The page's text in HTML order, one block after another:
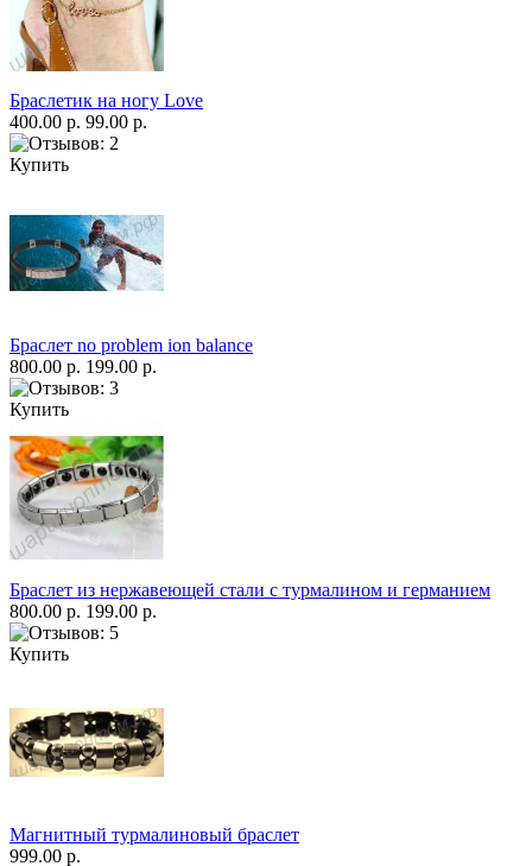
Браслетик на ногу Love
400.00 р. 99.00 р.
Купить
Браслет no problem ion balance
800.00 р. 199.00 р.
Купить
Браслет из нержавеющей стали с турмалином и германием
800.00 р. 199.00 р.
Купить
Магнитный турмалиновый браслет
999.00 р.